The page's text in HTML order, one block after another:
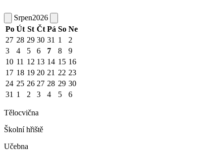
Srpen2026
Po Út St Čt Pá So Ne
27 28 29 30 31 1
2
3
4 5 6 7 8
9
10 11 12 13 14 15 16
17 18 19 20 21 22 23
24 25 26 27 28 29 30
31 1 2 3 4 5 6
Tělocvična
Školní hřiště
Učebna